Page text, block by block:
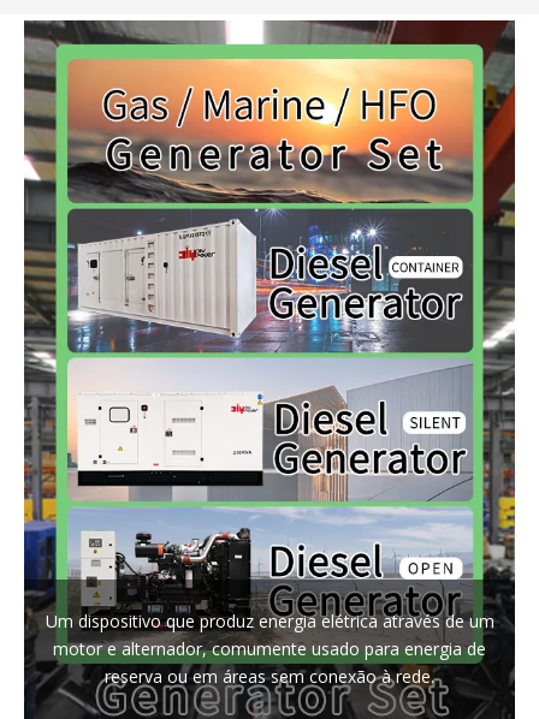
Um dispositivo que produz energia elétrica através de um
motor e alternador, comumente usado para energia de
reserva ou em áreas sem conexão à rede.